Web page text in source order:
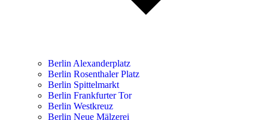
Berlin Alexanderplatz
Berlin Rosenthaler Platz
Berlin Spittelmarkt
Berlin Frankfurter Tor
Berlin Westkreuz
Berlin Neue Mälzerei